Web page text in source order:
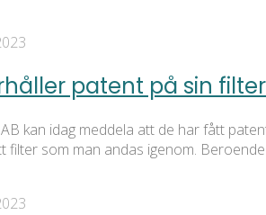
patent på sin
kan idag meddela att de har fått
filter som man andas igenom.